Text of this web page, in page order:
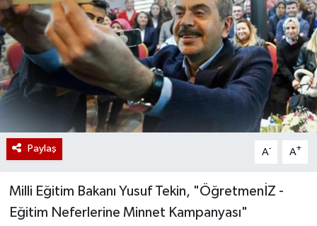
Paylaş A- A+
Milli Eğitim Bakanı Yusuf Tekin, "ÖğretmenİZ -
Eğitim Neferlerine Minnet Kampanyası"